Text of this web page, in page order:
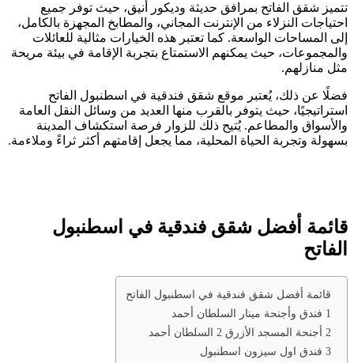
تتميز شقق الفاتح بمرافق حديثة وديكور أنيق، حيث توفر جميع
احتياجات النزلاء من الإنترنت المجاني، والمطابخ المجهزة بالكامل،
إلى المساحات الواسعة. كما تعتبر هذه الخيارات مثالية للعائلات
والمجموعات، حيث يمكنهم الاستمتاع بتجربة الإقامة في بيئة مريحة
مثل منازلهم.
فضلًا عن ذلك، يُعتبر موقع شقق فندقية في اسطنبول الفاتح
استراتيجيًا، حيث يتوفر بالقرب منها العديد من وسائل النقل العامة
والأسواق والمطاعم. يُتيح ذلك للزوار فرصة استكشاف المدينة
بسهولة وتجربة الحياة المحلية، مما يجعل إقامتهم أكثر ثراءً وملاءمة.
قائمة أفضل شقق فندقية في اسطنبول
الفاتح
قائمة أفضل شقق فندقية في اسطنبول الفاتح
1 فندق وأجنحة مينار السلطان أحمد
2 أجنحة المسجد الأزرق 2 السلطان أحمد
3 فندق اول سيزون اسطنبول